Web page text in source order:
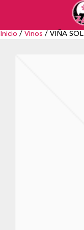
Inicio / Vinos / VIÑA SOL